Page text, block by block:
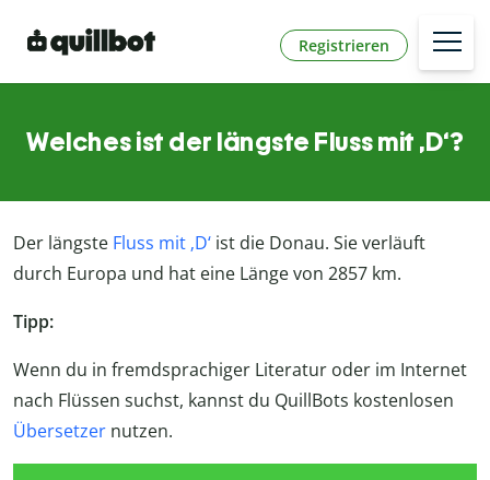
Registrieren
Welches ist der längste Fluss mit ‚D‘?
Der längste Fluss mit ‚D‘ ist die Donau. Sie verläuft
durch Europa und hat eine Länge von 2857 km.
Tipp:
Wenn du in fremdsprachiger Literatur oder im Internet
nach Flüssen suchst, kannst du QuillBots kostenlosen
Übersetzer nutzen.